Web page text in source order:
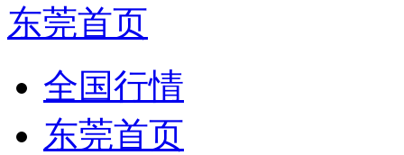
东莞首页
全国行情
东莞首页